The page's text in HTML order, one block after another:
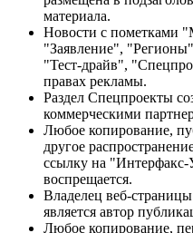
материала.
Новости с пометками
"Заявление",
"Тест-драйв",
правах рекламы.
Раздел Спецпроекты
коммерческими
Любое копирование,
другое
ссылку на "Интерфакс-
воспрещается.
Владелец веб-
является автор
Любое копирование,